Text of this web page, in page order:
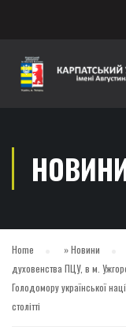
Home »Новини
духовенства ПЦУ, в м.
Голодомору української
столітті